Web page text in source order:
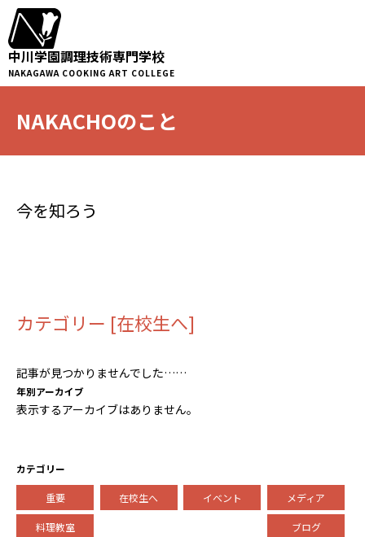
中川学園調理技術専門学校
NAKAGAWA COOKING ART COLLEGE
NAKACHOのこと
今を知ろう
年別アーカイブ
表示するアーカイブはありません。
カテゴリー
重要 在校生へ イベント メディア
料理教室 ブログ
カテゴリー [在校生へ]
記事が見つかりませんでした……